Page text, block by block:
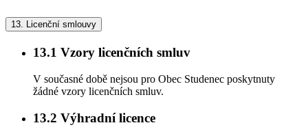
13. Licenční smlouvy
13.1 Vzory licenčních smluv
V současné době nejsou pro Obec Studenec poskytnuty
žádné vzory licenčních smluv.
13.2 Výhradní licence